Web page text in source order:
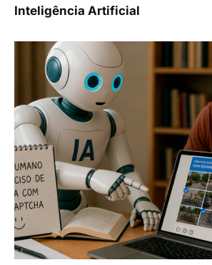
Inteligência Artificial